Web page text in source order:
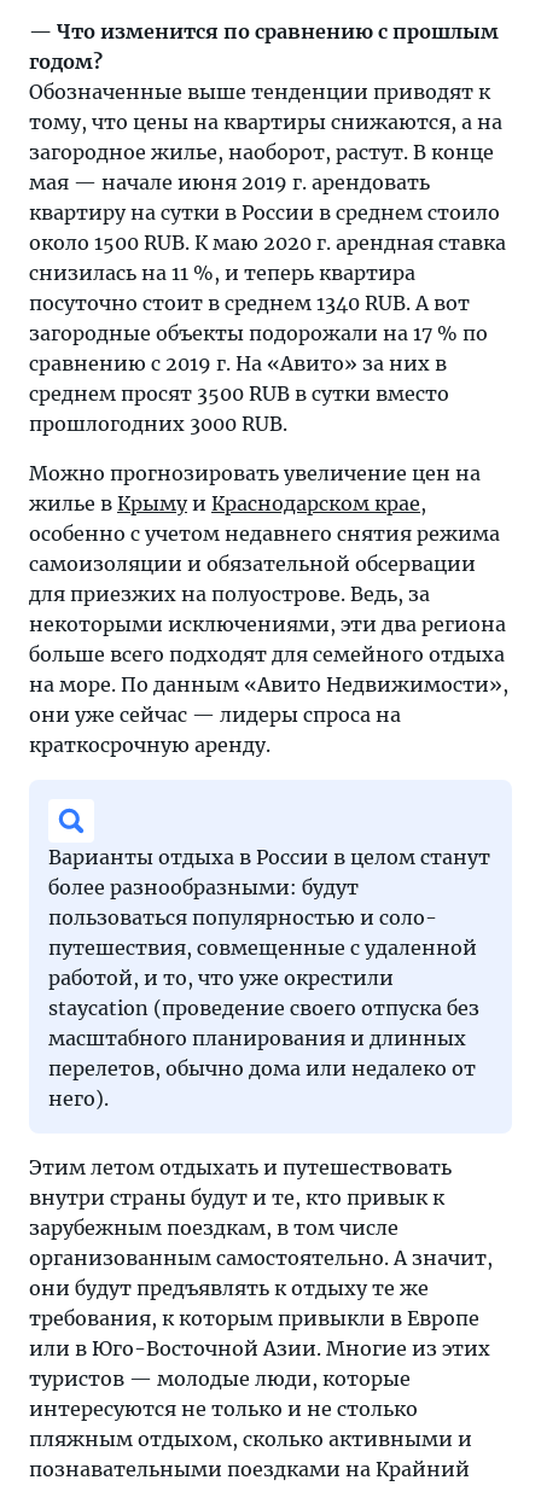
— Что изменится по сравнению с прошлым
годом?
Обозначенные выше тенденции приводят к
тому, что цены на квартиры снижаются, а на
загородное жилье, наоборот, растут. В конце
мая — начале июня 2019 г. арендовать
квартиру на сутки в России в среднем стоило
около 1500 RUB. К маю 2020 г. арендная ставка
снизилась на 11 %, и теперь квартира
посуточно стоит в среднем 1340 RUB. А вот
загородные объекты подорожали на 17 % по
сравнению с 2019 г. На «Авито» за них в
среднем просят 3500 RUB в сутки вместо
прошлогодних 3000 RUB.
Можно прогнозировать увеличение цен на
жилье в Крымуи Краснодарском крае,
особенно с учетом недавнего снятия режима
самоизоляции и обязательной обсервации
для приезжих на полуострове. Ведь, за
некоторыми исключениями, эти два региона
больше всего подходят для семейного отдыха
на море. По данным «Авито Недвижимости»,
они уже сейчас — лидеры спроса на
краткосрочную аренду.
Варианты отдыха в России в целом станут
более разнообразными: будут
пользоваться популярностью и соло-
путешествия, совмещенные с удаленной
работой, и то, что уже окрестили
staycation (проведение своего отпуска без
масштабного планирования и длинных
перелетов, обычно дома или недалеко от
него).
Этим летом отдыхать и путешествовать
внутри страны будут и те, кто привык к
зарубежным поездкам, в том числе
организованным самостоятельно. А значит,
они будут предъявлять к отдыху те же
требования, к которым привыкли в Европе
или в Юго-Восточной Азии. Многие из этих
туристов — молодые люди, которые
интересуются не только и не столько
пляжным отдыхом, сколько активными и
познавательными поездками на Крайний